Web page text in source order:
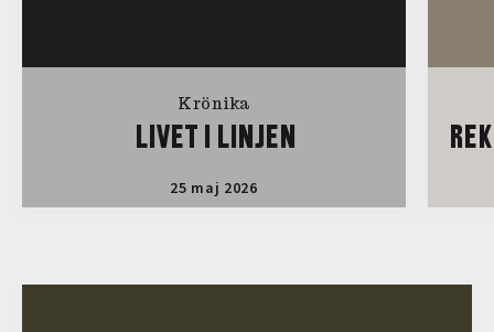
Krönika
LIVET I LINJEN
25 maj 2026